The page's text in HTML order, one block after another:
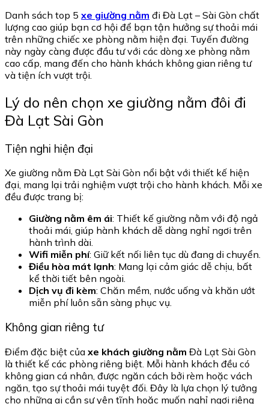
Danh sách top 5 xe giường nằm đi Đà Lạt – Sài Gòn chất
lượng cao giúp bạn cơ hội để bạn tận hưởng sự thoải mái
trên những chiếc xe phòng nằm hiện đại. Tuyến đường
này ngày càng được đầu tư với các dòng xe phòng nằm
cao cấp, mang đến cho hành khách không gian riêng tư
và tiện ích vượt trội.
Lý do nên chọn xe giường nằm đôi đi
Đà Lạt Sài Gòn
Tiện nghi hiện đại
Xe giường nằm Đà Lạt Sài Gòn nổi bật với thiết kế hiện
đại, mang lại trải nghiệm vượt trội cho hành khách. Mỗi xe
đều được trang bị:
Giường nằm êm ái: Thiết kế giường nằm với độ ngả
thoải mái, giúp hành khách dễ dàng nghỉ ngơi trên
hành trình dài.
Wifi miễn phí: Giữ kết nối liên tục dù đang di chuyển.
Điều hòa mát lạnh: Mang lại cảm giác dễ chịu, bất
kể thời tiết bên ngoài.
Dịch vụ đi kèm: Chăn mềm, nước uống và khăn ướt
miễn phí luôn sẵn sàng phục vụ.
Không gian riêng tư
Điểm đặc biệt của xe khách giường nằm Đà Lạt Sài Gòn
là thiết kế các phòng riêng biệt. Mỗi hành khách đều có
không gian cá nhân, được ngăn cách bởi rèm hoặc vách
ngăn, tạo sự thoải mái tuyệt đối. Đây là lựa chọn lý tưởng
cho những ai cần sự yên tĩnh hoặc muốn nghỉ ngơi riêng